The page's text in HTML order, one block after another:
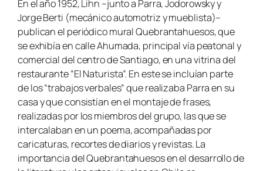
En el año 1952, Lihn –junto a Parra, Jodorowsky y
Jorge Berti (mecánico automotriz y mueblista)–
publican el periódico mural Quebrantahuesos, que
se exhibía en calle Ahumada, principal vía peatonal y
comercial del centro de Santiago, en una vitrina del
restaurante “El Naturista”. En este se incluían parte
de los “trabajos verbales” que realizaba Parra en su
casa y que consistían en el montaje de frases,
realizadas por los miembros del grupo, las que se
intercalaban en un poema, acompañadas por
caricaturas, recortes de diarios y revistas. La
importancia del Quebrantahuesos en el desarrollo de